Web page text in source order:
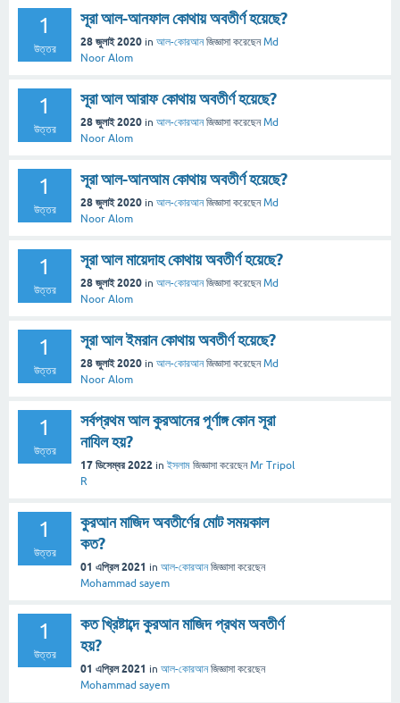
1
উত্তর
সূরা আল-আনফাল কোথায় অবতীর্ণ হয়েছে?
28 জুলাই 2020 in আল-কোরআন জিজ্ঞাসা করেছেনMd
Noor Alom
1
উত্তর
সূরা আল আরাফ কোথায় অবতীর্ণ হয়েছে?
28 জুলাই 2020 in আল-কোরআন জিজ্ঞাসা করেছেনMd
Noor Alom
1
উত্তর
সূরা আল-আনআম কোথায় অবতীর্ণ হয়েছে?
28 জুলাই 2020 in আল-কোরআন জিজ্ঞাসা করেছেনMd
Noor Alom
1
উত্তর
সূরা আল মায়েদাহ কোথায় অবতীর্ণ হয়েছে?
28 জুলাই 2020 in আল-কোরআন জিজ্ঞাসা করেছেনMd
Noor Alom
1
উত্তর
সূরা আল ইমরান কোথায় অবতীর্ণ হয়েছে?
28 জুলাই 2020 in আল-কোরআন জিজ্ঞাসা করেছেনMd
Noor Alom
1
উত্তর
সর্বপ্রথম আল কুরআনের পূর্ণাঙ্গ কোন সূরা
নাযিল হয়?
17 ডিসেম্বর 2022 in ইসলাম জিজ্ঞাসা করেছেনMr Tripol
R
1
উত্তর
কুরআন মাজিদ অবতীর্ণের মোট সময়কাল
কত?
01 এপ্রিল 2021 in আল-কোরআন জিজ্ঞাসা করেছেন
Mohammad sayem
1
উত্তর
কত খ্রিষ্টাব্দে কুরআন মাজিদ প্রথম অবতীর্ণ
হয়?
01 এপ্রিল 2021 in আল-কোরআন জিজ্ঞাসা করেছেন
Mohammad sayem